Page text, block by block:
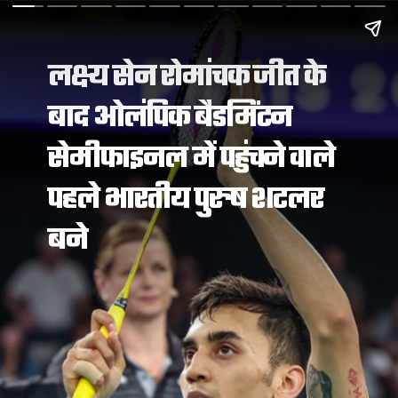
लक्ष्य सेन रोमांचक जीत के
बाद ओलंपिक बैडमिंटन
सेमीफाइनल में पहुंचने वाले
पहले भारतीय पुरुष शटलर
बने